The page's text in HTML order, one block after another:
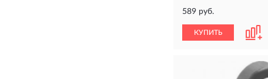
589 руб.
КУПИТЬ